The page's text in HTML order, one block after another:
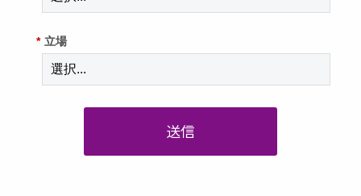
* 立場
送信